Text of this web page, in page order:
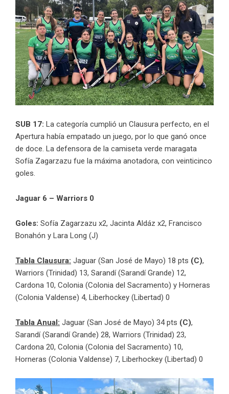
SUB 17: La categoría cumplió un Clausura perfecto, en el
Apertura había empatado un juego, por lo que ganó once
de doce. La defensora de la camiseta verde maragata
Sofía Zagarzazu fue la máxima anotadora, con veinticinco
goles.
Jaguar 6 – Warriors 0
Goles: Sofía Zagarzazu x2, Jacinta Aldáz x2, Francisco
Bonahón y Lara Long (J)
Tabla Clausura: Jaguar (San José de Mayo) 18 pts (C),
Warriors (Trinidad) 13, Sarandí (Sarandí Grande) 12,
Cardona 10, Colonia (Colonia del Sacramento) y Horneras
(Colonia Valdense) 4, Liberhockey (Libertad) 0
Tabla Anual: Jaguar (San José de Mayo) 34 pts (C),
Sarandí (Sarandí Grande) 28, Warriors (Trinidad) 23,
Cardona 20, Colonia (Colonia del Sacramento) 10,
Horneras (Colonia Valdense) 7, Liberhockey (Libertad) 0